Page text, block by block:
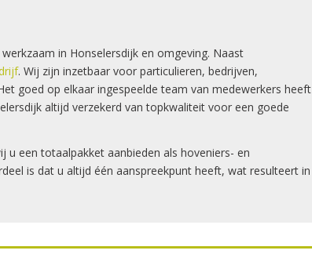
in Honselersdijk en omgeving. Naast
. Wij zijn inzetbaar voor particulieren, bedrijven,
goed op elkaar ingespeelde team van medewerkers heeft
altijd verzekerd van topkwaliteit voor een goede
u een totaalpakket aanbieden als hoveniers- en
is dat u altijd één aanspreekpunt heeft, wat resulteert in